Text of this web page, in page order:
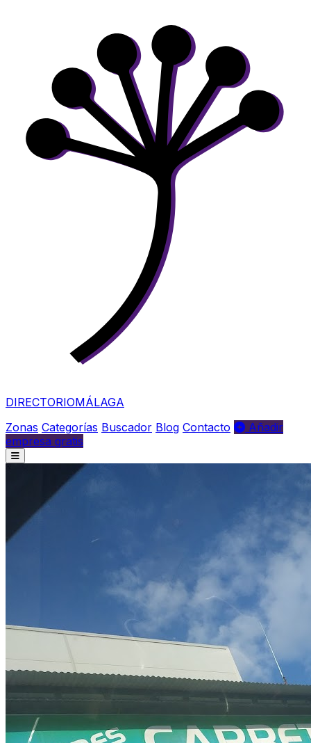
DIRECTORIOMÁLAGA
Zonas Categorías Buscador Blog Contacto
Añadir
empresa gratis